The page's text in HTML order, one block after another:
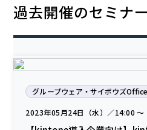
過去開催のセミナー
グループウェア・サイボウズOffice
2023年05月24日（水）／14:00 〜